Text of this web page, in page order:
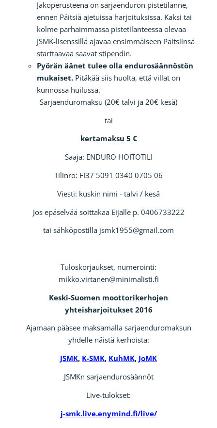
Sarjaenduromaksu (20€ talvi ja 20€ kesä)
tai
kertamaksu 5 €
Saaja: ENDURO HOITOTILI
Tilinro: FI37 5091 0340 0705 06
Viesti: kuskin nimi - talvi / kesä
Jos epäselvää soittakaa Eijalle p. 0406733222
tai sähköpostilla jsmk1955@gmail.com
Tuloskorjaukset, numerointi:
mikko.virtanen@minimalisti.fi
Keski-Suomen moottorikerhojen
yhteisharjoitukset 2016
Ajamaan pääsee maksamalla sarjaenduromaksun
yhdelle näistä kerhoista:
JSMK, K-SMK, KuhMK, JoMK
JSMKn sarjaendurosäännöt
Live-tulokset:
j-smk.live.enymind.fi/live/
Jakoperusteena on sarjaenduron pistetilanne,
ennen Päitsiä ajetuissa harjoituksissa. Kaksi tai
kolme parhaimmassa pistetilanteessa olevaa
JSMK-lisenssillä ajavaa ensimmäiseen Päitsiinsä
starttaavaa saavat stipendin.
Pyörän äänet tulee olla endurosäännöstön
mukaiset. Pitäkää siis huolta, että villat on
kunnossa huilussa.